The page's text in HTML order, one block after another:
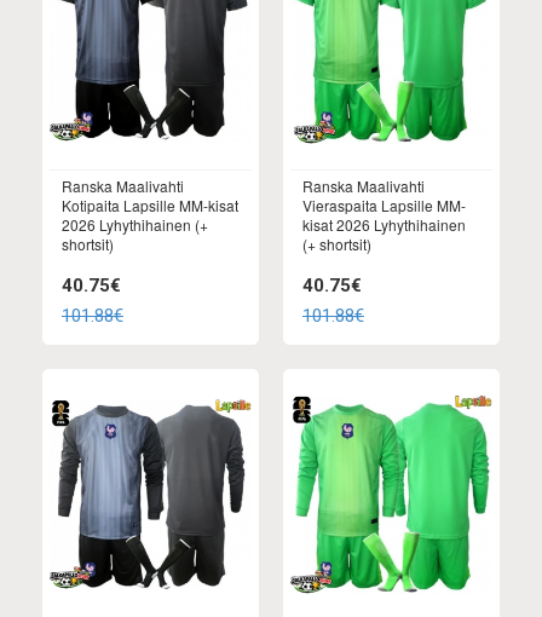
Ranska Maalivahti
Kotipaita Lapsille MM-kisat
2026 Lyhythihainen (+
shortsit)
40.75€
101.88€
Ranska Maalivahti
Vieraspaita Lapsille MM-
kisat 2026 Lyhythihainen
(+ shortsit)
40.75€
101.88€